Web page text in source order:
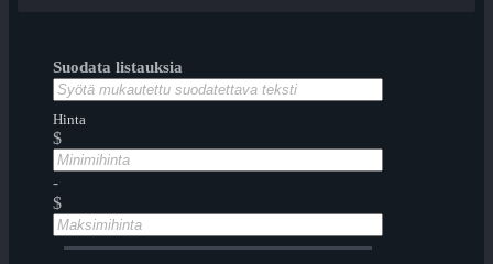
Suodata listauksia
Hinta
$
-
$